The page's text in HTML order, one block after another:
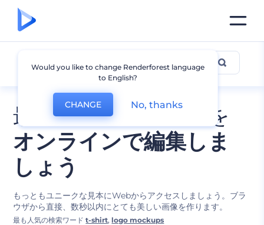
最高のモックアップを
オンラインで編集しま
しょう
もっともユニークな見本にWebからアクセスしましょう。ブラ
ウザから直接、数秒以内にとても美しい画像を作ります。
モックアップ・デザイン
最も人気の検索ワードt-shirt, logo mockups
Would you like to change Renderforest language
to English?
CHANGE No, thanks